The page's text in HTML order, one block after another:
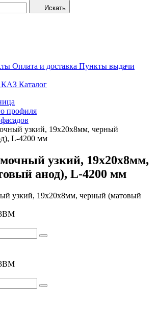
Искать
Оплата и доставка Пункты выдачи
Каталог
профиля
узкий, 19х20х8мм, черный
L-4200 мм
узкий, 19х20х8мм,
анод), L-4200 мм